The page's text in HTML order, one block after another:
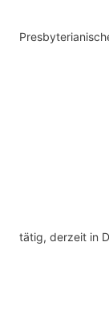
tätig, derzeit in